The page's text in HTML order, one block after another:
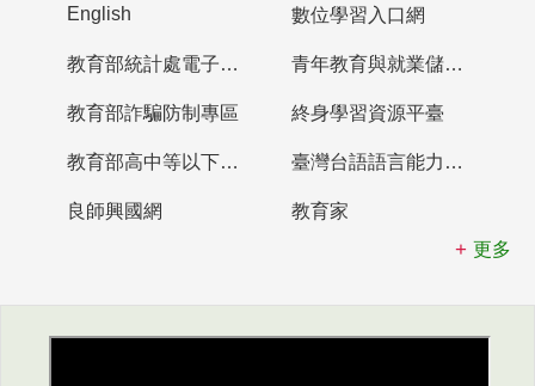
English 數位學習入口網
教育部統計處電子書櫃 青年教育與就業儲蓄帳戶
教育部詐騙防制專區 終身學習資源平臺
教育部高中等以下學校及幼兒園教師資格檢定考試 臺灣台語語言能力認證網站
良師興國網
教育家
更多